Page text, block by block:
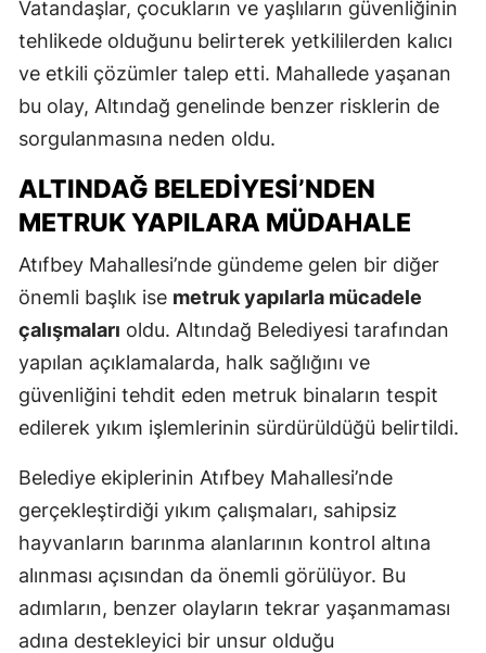
Vatandaşlar, çocukların ve yaşlıların güvenliğinin
tehlikede olduğunu belirterek yetkililerden kalıcı
ve etkili çözümler talep etti. Mahallede yaşanan
bu olay, Altındağ genelinde benzer risklerin de
sorgulanmasına neden oldu.
ALTINDAĞ BELEDIYESI’NDEN
METRUK YAPILARA MÜDAHALE
Atıfbey Mahallesi’nde gündeme gelen bir diğer
önemli başlık ise metruk yapılarla mücadele
çalışmaları oldu. Altındağ Belediyesi tarafından
yapılan açıklamalarda, halk sağlığını ve
güvenliğini tehdit eden metruk binaların tespit
edilerek yıkım işlemlerinin sürdürüldüğü belirtildi.
Belediye ekiplerinin Atıfbey Mahallesi’nde
gerçekleştirdiği yıkım çalışmaları, sahipsiz
hayvanların barınma alanlarının kontrol altına
alınması açısından da önemli görülüyor. Bu
adımların, benzer olayların tekrar yaşanmaması
adına destekleyici bir unsur olduğu